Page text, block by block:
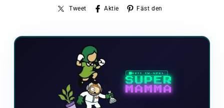
Tweet Aktie Fäst den
NYTT TV-SPEL
SUPER
MAMMA